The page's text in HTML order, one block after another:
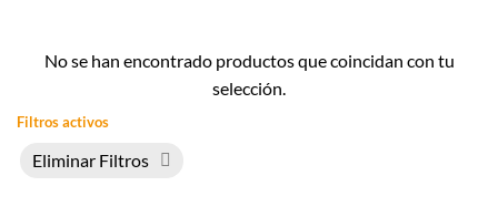
No se han encontrado productos que coincidan con tu
selección.
Filtros activos
Eliminar Filtros